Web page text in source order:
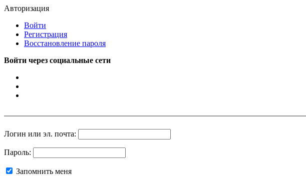
Авторизация
Войти
Регистрация
Восстановление пароля
Войти через социальные сети
Логин или эл. почта:
Пароль:
Запомнить меня